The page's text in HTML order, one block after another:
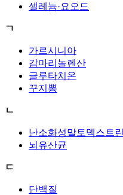
셀레늄·요오드
ㄱ
가르시니아
감마리놀렌산
글루타치온
꾸지뽕
ㄴ
난소화성말토덱스트린
뇌유산균
ㄷ
단백질